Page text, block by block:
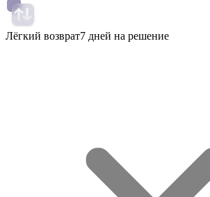
Лёгкий возврат7 дней на решение